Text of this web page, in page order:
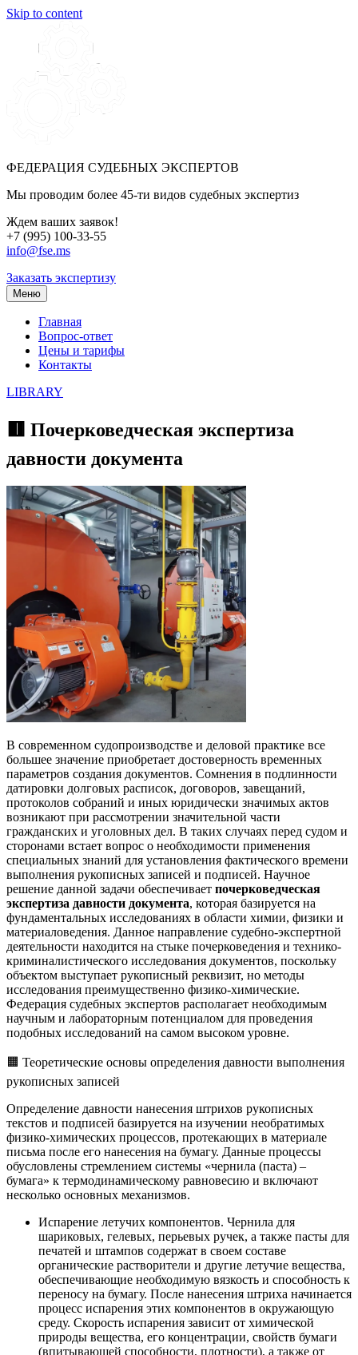
Skip to content
ФЕДЕРАЦИЯ СУДЕБНЫХ ЭКСПЕРТОВ
Мы проводим более 45-ти видов судебных экспертиз
Ждем ваших заявок!
+7 (995) 100-33-55
info@fse.ms
Заказать экспертизу
Меню
Главная
Вопрос-ответ
Цены и тарифы
Контакты
LIBRARY
🟥 Почерковедческая экспертиза
давности документа
В современном судопроизводстве и деловой практике все
большее значение приобретает достоверность временных
параметров создания документов. Сомнения в подлинности
датировки долговых расписок, договоров, завещаний,
протоколов собраний и иных юридически значимых актов
возникают при рассмотрении значительной части
гражданских и уголовных дел. В таких случаях перед судом и
сторонами встает вопрос о необходимости применения
специальных знаний для установления фактического времени
выполнения рукописных записей и подписей. Научное
решение данной задачи обеспечивает почерковедческая
экспертиза давности документа, которая базируется на
фундаментальных исследованиях в области химии, физики и
материаловедения. Данное направление судебно-экспертной
деятельности находится на стыке почерковедения и технико-
криминалистического исследования документов, поскольку
объектом выступает рукописный реквизит, но методы
исследования преимущественно физико-химические.
Федерация судебных экспертов располагает необходимым
научным и лабораторным потенциалом для проведения
подобных исследований на самом высоком уровне.
🟧 Теоретические основы определения давности выполнения
рукописных записей
Определение давности нанесения штрихов рукописных
текстов и подписей базируется на изучении необратимых
физико-химических процессов, протекающих в материале
письма после его нанесения на бумагу. Данные процессы
обусловлены стремлением системы «чернила (паста) –
бумага» к термодинамическому равновесию и включают
несколько основных механизмов.
Испарение летучих компонентов. Чернила для
шариковых, гелевых, перьевых ручек, а также пасты для
печатей и штампов содержат в своем составе
органические растворители и другие летучие вещества,
обеспечивающие необходимую вязкость и способность к
переносу на бумагу. После нанесения штриха начинается
процесс испарения этих компонентов в окружающую
среду. Скорость испарения зависит от химической
природы вещества, его концентрации, свойств бумаги
(впитывающей способности, плотности), а также от